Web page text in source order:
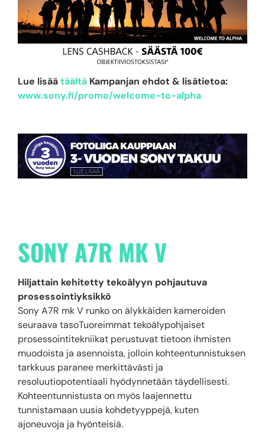
Lue lisäätäältä Kampanjan ehdot & lisätietoa:
www.sony.fi/promo/welcome-to-alpha
SONY A7R MK V
Hiljattain kehitetty tekoälyyn pohjautuva
prosessointiyksikkö
Sony A7R mk V runko on älykkäiden kameroiden
seuraava tasoTuoreimmat tekoälypohjaiset
prosessointitekniikat perustuvat tietoon ihmisten
muodoista ja asennoista, jolloin kohteentunnistuksen
tarkkuus paranee merkittävästi ja
resoluutiopotentiaali hyödynnetään täydellisesti.
Kohteentunnistusta on myös laajennettu
tunnistamaan uusia kohdetyyppejä, kuten
ajoneuvoja ja hyönteisiä.